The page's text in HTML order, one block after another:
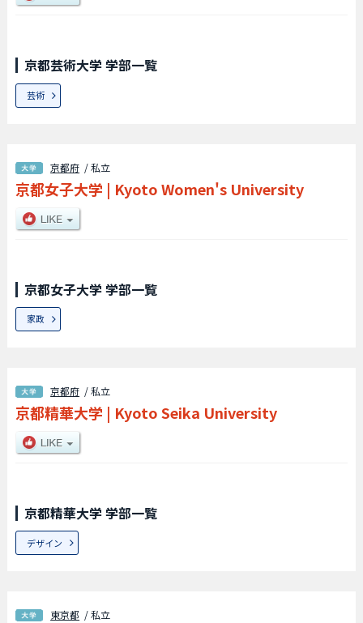
京都芸術大学 学部一覧
芸術
京都府 / 私立
京都女子大学 | Kyoto Women's University
京都女子大学 学部一覧
家政
京都府 / 私立
京都精華大学 | Kyoto Seika University
京都精華大学 学部一覧
デザイン
東京都 / 私立